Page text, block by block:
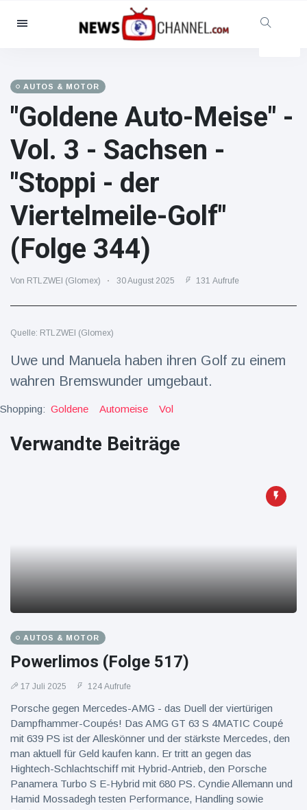
Kategorien
Soziales & Spaß
Kino und TV
(12454)
Promis
(39366)
Mode & Schönheit
(2776)
Autos & Motor
Essen und Trinken
(7199)
Gaming
(3575)
(8534)
Reisen & Abenteuer
Neueste
"Das alte
England":
glückliche
Wendung
Finale:
Rauch-
und Hitze
in New
York
16 Juli
39
AUTOS & MOTOR
"Goldene Auto-Meise" -
Vol. 3 - Sachsen -
"Stoppi - der
Viertelmeile-Golf"
(Folge 344)
Von RTLZWEI (Glomex) 30 August 2025 131 Aufrufe
Quelle: RTLZWEI (Glomex)
Uwe und Manuela haben ihren Golf zu einem
wahren Bremswunder umgebaut.
Shopping: Goldene Automeise Vol
Verwandte Beiträge
AUTOS & MOTOR
Powerlimos (Folge 517)
17 Juli 2025 124 Aufrufe
Porsche gegen Mercedes-AMG - das Duell der viertürigen
Dampfhammer-Coupés! Das AMG GT 63 S 4MATIC Coupé
mit 639 PS ist der Alleskönner und der stärkste Mercedes, den
man aktuell für Geld kaufen kann. Er tritt an gegen das
Hightech-Schlachtschiff mit Hybrid-Antrieb, den Porsche
Panamera Turbo S E-Hybrid mit 680 PS. Cyndie Allemann und
Hamid Mossadegh testen Performance, Handling sowie